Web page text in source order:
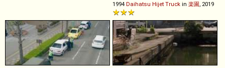
1994 Daihatsu Hijet Truck in 楽園, 2019